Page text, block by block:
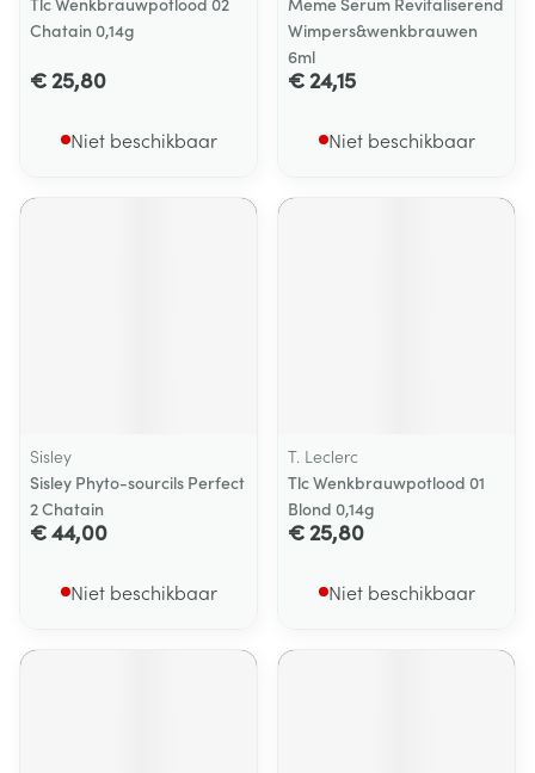
Chatain 0,14g
€ 25,80
Niet beschikbaar
Wimpers&wenkbrauwen
6ml
€ 24,15
Niet beschikbaar
Sisley
Sisley Phyto-sourcils Perfect
2 Chatain
€ 44,00
Niet beschikbaar
T. Leclerc
Tlc Wenkbrauwpotlood 01
Blond 0,14g
€ 25,80
Niet beschikbaar